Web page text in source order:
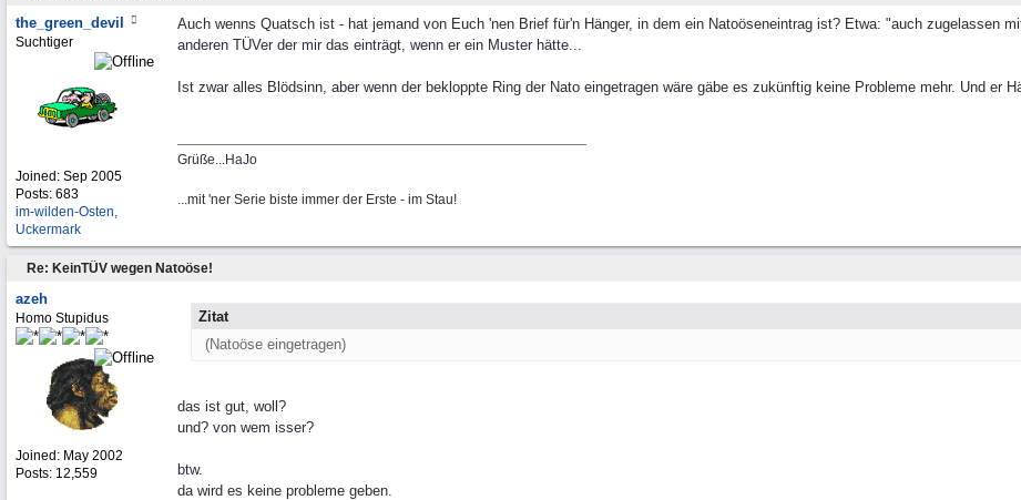
the_green_devil
Suchtiger
Joined: Sep 2005
Posts: 683
im-wilden-Osten,
Uckermark
Auch wenns Quatsch ist - hat jemand von Euch 'nen Brief für'n Hänger, in dem ein Natoöseneintrag ist? Etwa: "auch zugelassen
anderen TÜVer der mir das einträgt, wenn er ein Muster hätte...
Ist zwar alles Blödsinn, aber wenn der bekloppte Ring der Nato eingetragen wäre gäbe es zukünftig keine Probleme mehr. Und er
Grüße...HaJo
...mit 'ner Serie biste immer der Erste - im Stau!
Re: KeinTÜV wegen Natoöse!
azeh
Homo Stupidus
Joined: May 2002
Posts: 12,559
Zitat
(Natoöse eingetragen)
das ist gut, woll?
und? von wem isser?
btw.
da wird es keine probleme geben.